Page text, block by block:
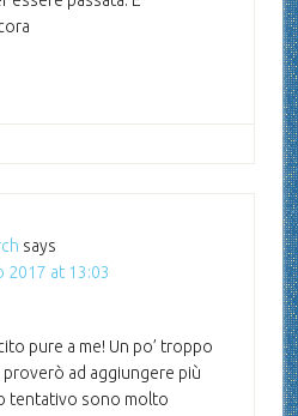
says
2017 at 13:03
pure a me! Un po’ troppo
ad aggiungere più
tentativo sono molto